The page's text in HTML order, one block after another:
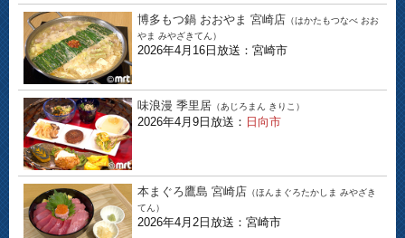
博多もつ鍋 おおやま 宮崎店 （はかたもつなべ おお
やま みやざきてん）
2026年4月16日放送：宮崎市
味浪漫 季里居 （あじろまん きりこ）
2026年4月9日放送： 日向市
本まぐろ鷹島 宮崎店 （ほんまぐろたかしま みやざき
てん）
2026年4月2日放送：宮崎市